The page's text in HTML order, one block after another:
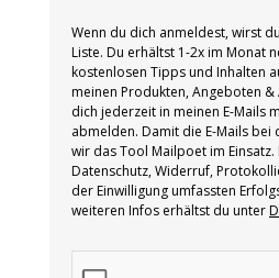
Wenn du dich anmeldest, wirst
Liste. Du erhältst 1-2x im Monat
kostenlosen Tipps und Inhalten
meinen Produkten, Angeboten &
dich jederzeit in meinen E-Mails
abmelden. Damit die E-Mails bei
wir das Tool Mailpoet im Einsatz.
Datenschutz, Widerruf,
der Einwilligung umfassten
weiteren Infos erhältst du unter